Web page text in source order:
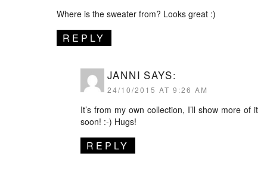
Where is the sweater from? Looks great :)
REPLY
JANNI SAYS:
24/10/2015 AT 9:26 AM
It’s from my own collection, I’ll show more of it
soon! :-) Hugs!
REPLY